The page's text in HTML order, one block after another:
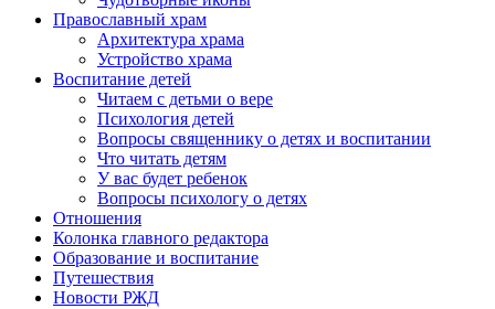
Православный храм
Архитектура храма
Устройство храма
Воспитание детей
Читаем с детьми о вере
Психология детей
Вопросы священнику о детях и воспитании
Что читать детям
У вас будет ребенок
Вопросы психологу о детях
Отношения
Колонка главного редактора
Образование и воспитание
Путешествия
Новости РЖД